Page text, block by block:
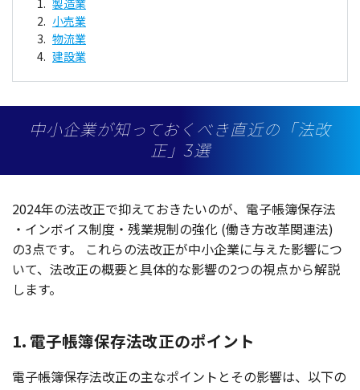
小売業
物流業
建設業
中小企業が知っておくべき直近の「法改
正」3選
2024年の法改正で抑えておきたいのが、 電子帳簿保存法
・インボイス制度 ・ 残業規制の強化 (働き方改革関連法)
の3点です。
これらの法改正が中小企業に与えた影響につ
いて、 法改正の概要と具体的な影響の2つの視点から解説
します。
1. 電子帳簿保存法改正のポイント
電子帳簿保存法改正の主なポイント とその影響は、 以下の